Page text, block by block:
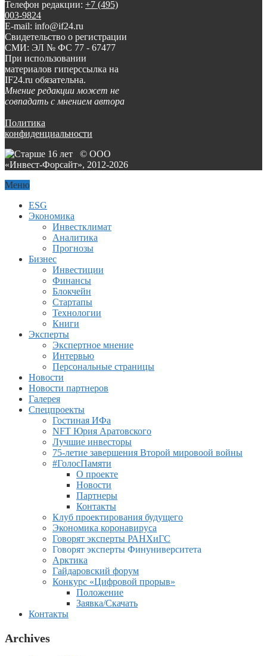
Телефон редакции: +7 (495)
003-9824
E-mail: info@if24.ru
Свидетельство о регистрации
СМИ: ЭЛ № ФС 77 - 67477
При использовании
материалов гиперссылка на
IF24.ru обязательна.
Мнение редакции может не
совпадать с мнением автора
Политика
конфиденциальности
© ООО
«Инвест-Форсайт», 2012-2026
Меню
ESG
Экономика
Инвестклимат
Аналитика
Прогнозы
Бизнес
Инвестиции
Финансы
Блокчейн
Стартапы
Технологии
Книги
Эксперты
Экспертное мнение
Интервью
Персональные страницы
Новости
Новости партнеров
Галерея
Спецпроекты
Гостиная ИФа
NFT Юрия Аратовского
Лучшие инвесторы
75-летие завершения Второй мировоой войны
#ГолосПамяти
О проекте
Новости
Партнеры
Контакты
Клуб проектирования будущего
Экономика коронавируса
Говорят эксперты РАНХиГС
Говорят эксперты Финуниверситета
Арктика
Гайдаровский форум
Конкурс «Цифровой прорыв»
Положение
Заявка/Скачать
Контакты
Archives